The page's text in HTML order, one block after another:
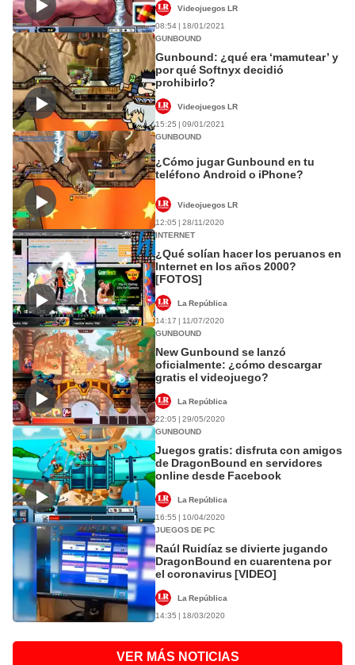
Videojuegos LR
08:54 | 18/01/2021
GUNBOUND
Gunbound: ¿qué era ‘mamutear’ y
por qué Softnyx decidió
prohibirlo?
Videojuegos LR
15:25 | 09/01/2021
GUNBOUND
¿Cómo jugar Gunbound en tu
teléfono Android o iPhone?
Videojuegos LR
12:05 | 28/11/2020
INTERNET
¿Qué solían hacer los peruanos en
Internet en los años 2000?
[FOTOS]
La República
14:17 | 11/07/2020
GUNBOUND
New Gunbound se lanzó
oficialmente: ¿cómo descargar
gratis el videojuego?
La República
22:05 | 29/05/2020
GUNBOUND
Juegos gratis: disfruta con amigos
de DragonBound en servidores
online desde Facebook
La República
16:55 | 10/04/2020
JUEGOS DE PC
Raúl Ruidíaz se divierte jugando
DragonBound en cuarentena por
el coronavirus [VIDEO]
La República
14:35 | 18/03/2020
VER MÁS NOTICIAS